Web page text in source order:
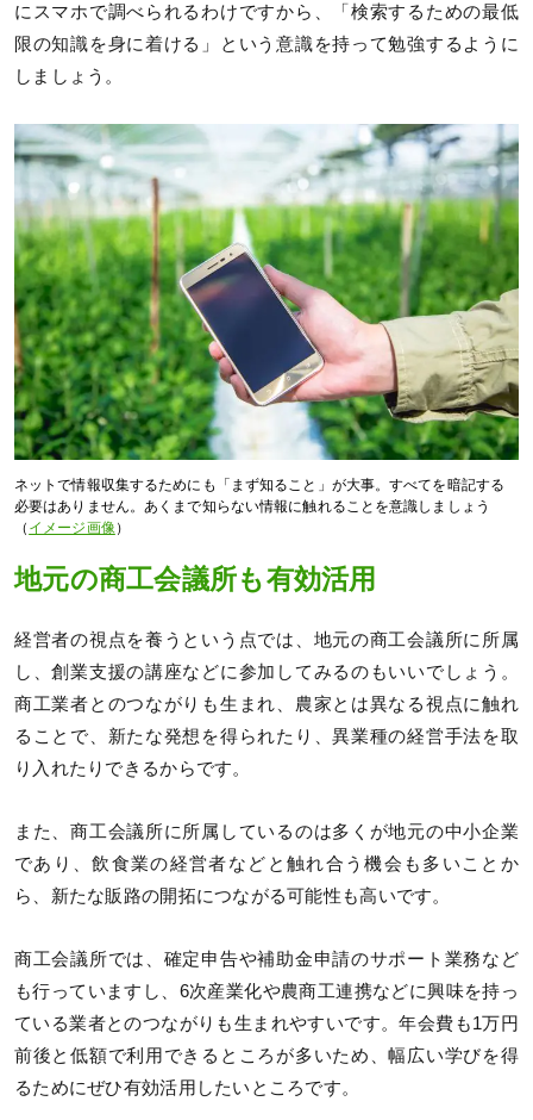
にスマホで調べられるわけですから、「検索するための最低
限の知識を身に着ける」という意識を持って勉強するように
しましょう。
ネットで情報収集するためにも「まず知ること」が大事。すべてを暗記する
必要はありません。あくまで知らない情報に触れることを意識しましょう
（ イメージ画像）
地元の商工会議所も有効活用
経営者の視点を養うという点では、地元の商工会議所に所属
し、創業支援の講座などに参加してみるのもいいでしょう。
商工業者とのつながりも生まれ、農家とは異なる視点に触れ
ることで、新たな発想を得られたり、異業種の経営手法を取
り入れたりできるからです。
また、商工会議所に所属しているのは多くが地元の中小企業
であり、飲食業の経営者などと触れ合う機会も多いことか
ら、新たな販路の開拓につながる可能性も高いです。
商工会議所では、確定申告や補助金申請のサポート業務など
も行っていますし、6次産業化や農商工連携などに興味を持っ
ている業者とのつながりも生まれやすいです。年会費も1万円
前後と低額で利用できるところが多いため、幅広い学びを得
るためにぜひ有効活用したいところです。